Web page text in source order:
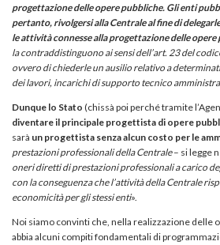
progettazione delle opere pubbliche. Gli enti
pertanto, rivolgersi alla Centrale al fine di
le attività connesse alla progettazione delle opere
la contraddistinguono ai sensi dell’art. 23 del
ovvero di chiederle un ausilio relativo a
dei lavori, incarichi di supporto tecnico
Dunque lo Stato (chissà poi perché tramite
diventare il principale progettista di opere
sarà un progettista senza alcun costo per le
prestazioni professionali della Centrale– si legge
oneri diretti di prestazioni professionali a carico
con la conseguenza che l’attività della Centrale
economicità per gli stessi enti».
Noi siamo convinti che, nella realizzazione delle
abbia alcuni compiti fondamentali di